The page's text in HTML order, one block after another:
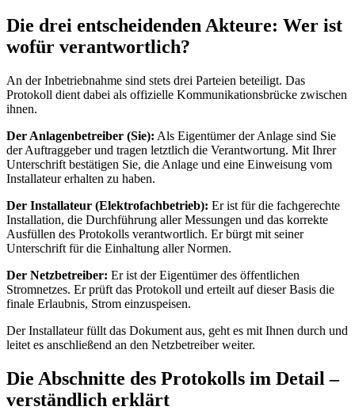
Die drei entscheidenden Akteure: Wer ist
wofür verantwortlich?
An der Inbetriebnahme sind stets drei Parteien beteiligt. Das
Protokoll dient dabei als offizielle Kommunikationsbrücke zwischen
ihnen.
Der Anlagenbetreiber (Sie): Als Eigentümer der Anlage sind Sie
der Auftraggeber und tragen letztlich die Verantwortung. Mit Ihrer
Unterschrift bestätigen Sie, die Anlage und eine Einweisung vom
Installateur erhalten zu haben.
Der Installateur (Elektrofachbetrieb): Er ist für die fachgerechte
Installation, die Durchführung aller Messungen und das korrekte
Ausfüllen des Protokolls verantwortlich. Er bürgt mit seiner
Unterschrift für die Einhaltung aller Normen.
Der Netzbetreiber: Er ist der Eigentümer des öffentlichen
Stromnetzes. Er prüft das Protokoll und erteilt auf dieser Basis die
finale Erlaubnis, Strom einzuspeisen.
Der Installateur füllt das Dokument aus, geht es mit Ihnen durch und
leitet es anschließend an den Netzbetreiber weiter.
Die Abschnitte des Protokolls im Detail –
verständlich erklärt